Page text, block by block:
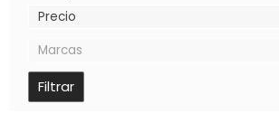
Precio
Marcas